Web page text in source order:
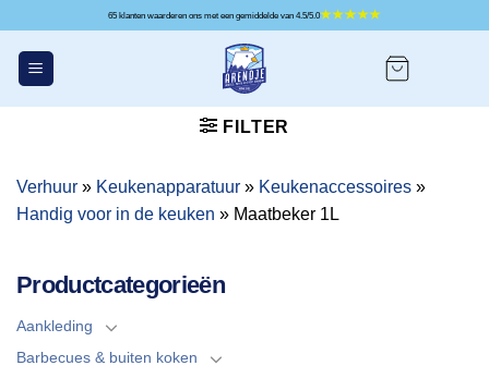
inhoud
65 klanten waarderen ons met een gemiddelde van 4.5/5.0
FILTER
Verhuur » Keukenapparatuur » Keukenaccessoires »
Handig voor in de keuken » Maatbeker 1L
Productcategorieën
Aankleding
Barbecues & buiten koken